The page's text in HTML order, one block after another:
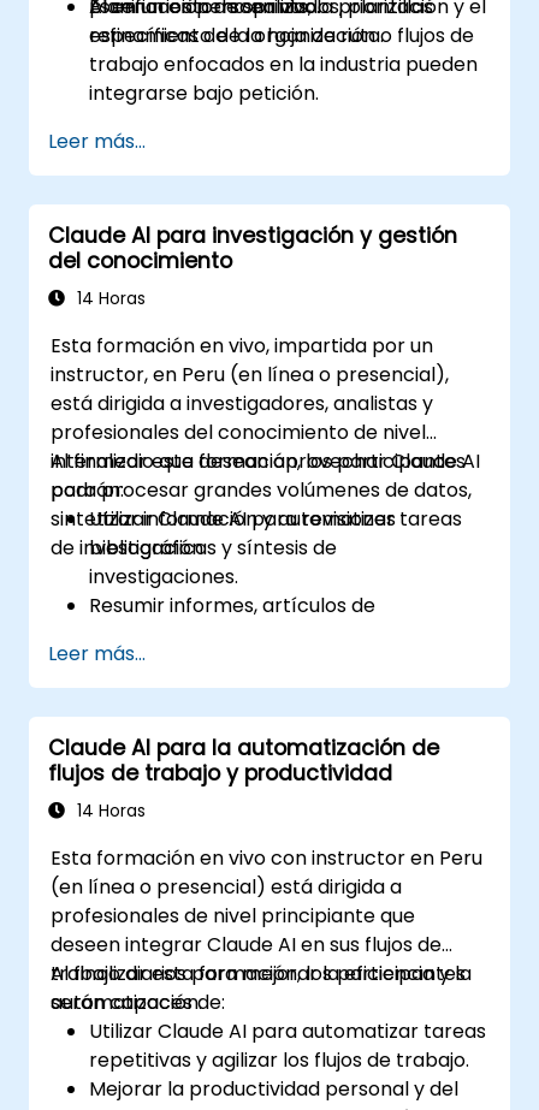
planificación de sprints, la priorización y el
refinamiento de la hoja de ruta.
AI en un entorno en vivo.
Escenarios personalizados, plantillas
específicas de la organización o flujos de
trabajo enfocados en la industria pueden
integrarse bajo petición.
Leer más...
Claude AI para investigación y gestión
del conocimiento
14 Horas
Esta formación en vivo, impartida por un
instructor, en Peru (en línea o presencial),
está dirigida a investigadores, analistas y
profesionales del conocimiento de nivel
intermedio que desean aprovechar Claude AI
para procesar grandes volúmenes de datos,
sintetizar información y automatizar tareas
de investigación.
Al finalizar esta formación, los participantes
podrán:
Utilizar Claude AI para revisiones
bibliográficas y síntesis de
investigaciones.
Resumir informes, artículos de
Extraer ideas clave y tendencias a partir
de datos estructurados y no
estructurados.
Integrar Claude AI en los flujos de trabajo
de investigación y gestión del
conocimiento.
Leer más...
Claude AI para la automatización de
flujos de trabajo y productividad
14 Horas
Esta formación en vivo con instructor en Peru
(en línea o presencial) está dirigida a
profesionales de nivel principiante que
deseen integrar Claude AI en sus flujos de
trabajo diarios para mejorar la eficiencia y la
automatización.
Al finalizar esta formación, los participantes
serán capaces de:
Utilizar Claude AI para automatizar tareas
repetitivas y agilizar los flujos de trabajo.
Mejorar la productividad personal y del